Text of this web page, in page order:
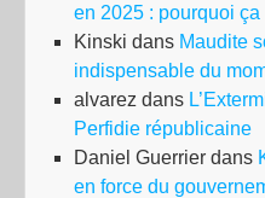
en 2025 : pourquoi
Kinski dans Maudite
indispensable du
alvarez dans
Perfidie républicaine
Daniel Guerrier dans
en force du